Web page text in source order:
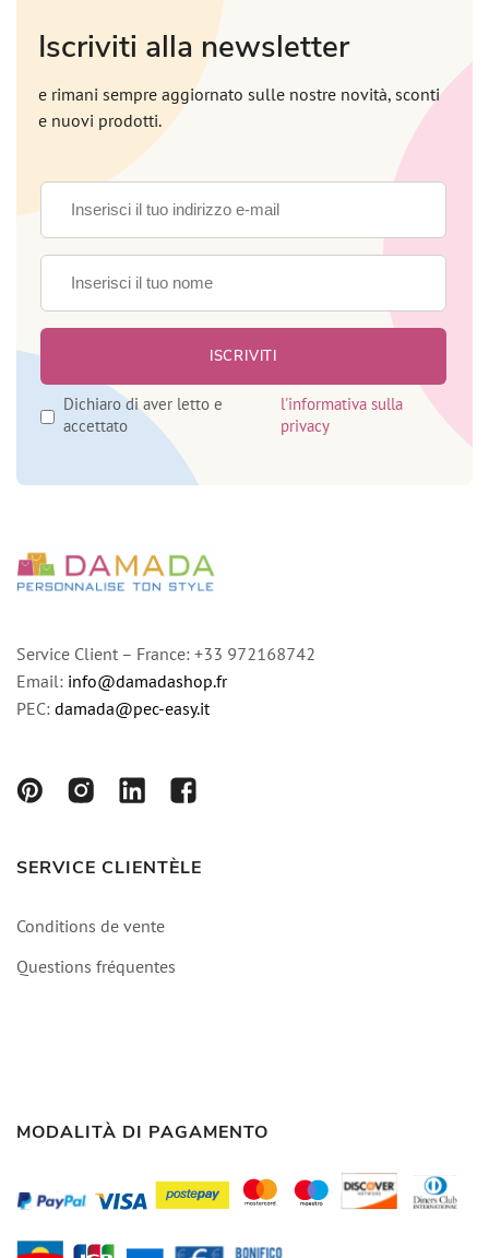
Iscriviti alla newsletter
e rimani sempre aggiornato sulle nostre novità, sconti
e nuovi prodotti.
Dichiaro di aver letto e
accettato
l'informativa sulla
privacy
Service Client – France: +33 972168742
Email: info@damadashop.fr
PEC: damada@pec-easy.it
SERVICE CLIENTÈLE
Conditions de vente
Questions fréquentes
MODALITÀ DI PAGAMENTO